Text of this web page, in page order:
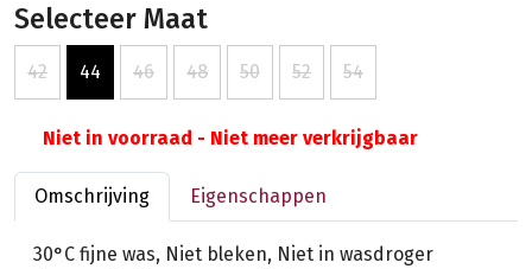
Selecteer Maat
42 44 46 48 50 52 54
Niet in voorraad - Niet meer verkrijgbaar
Omschrijving Eigenschappen
30°C fijne was, Niet bleken, Niet in wasdroger